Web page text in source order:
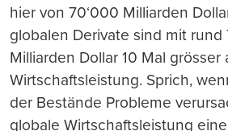
hier von 70‘000 Milliarden
globalen Derivate sind mit rund
Milliarden Dollar 10 Mal grösser
Wirtschaftsleistung. Sprich,
der Bestände Probleme
globale Wirtschaftsleistung